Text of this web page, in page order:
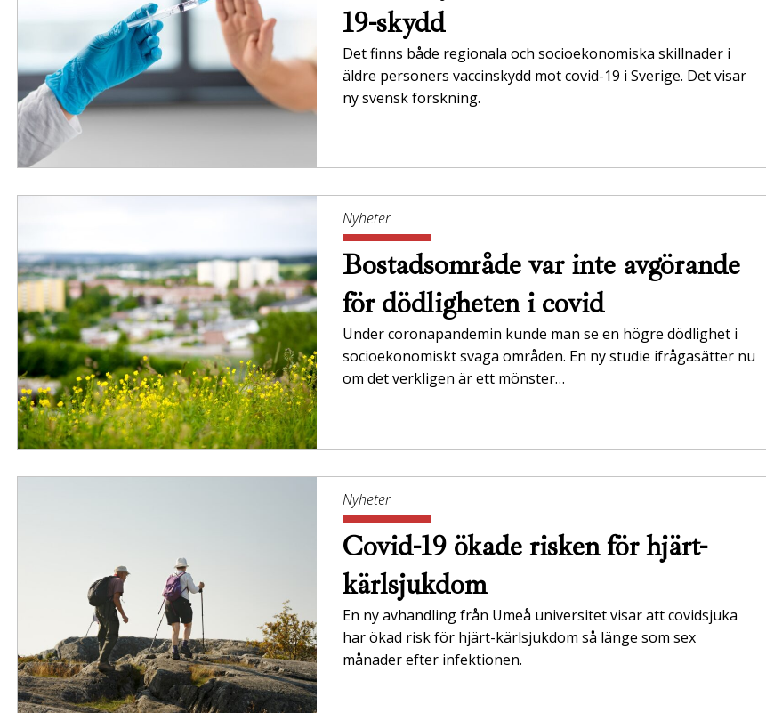
19-skydd
Det finns både regionala och socioekonomiska skillnader i
äldre personers vaccinskydd mot covid-19 i Sverige. Det visar
ny svensk forskning.
Nyheter
Bostadsområde var inte avgörande
för dödligheten i covid
Under coronapandemin kunde man se en högre dödlighet i
socioekonomiskt svaga områden. En ny studie ifrågasätter nu
om det verkligen är ett mönster…
Nyheter
Covid-19 ökade risken för hjärt-
kärlsjukdom
En ny avhandling från Umeå universitet visar att covidsjuka
har ökad risk för hjärt-kärlsjukdom så länge som sex
månader efter infektionen.